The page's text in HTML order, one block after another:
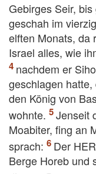
Gebirges Seir,
geschah im
elften Monats, da
Israel alles, wie
nachdem er
geschlagen
den König von
wohnte.
Jenseit
Moabiter, fing an
sprach:
Der
Berge Horeb und